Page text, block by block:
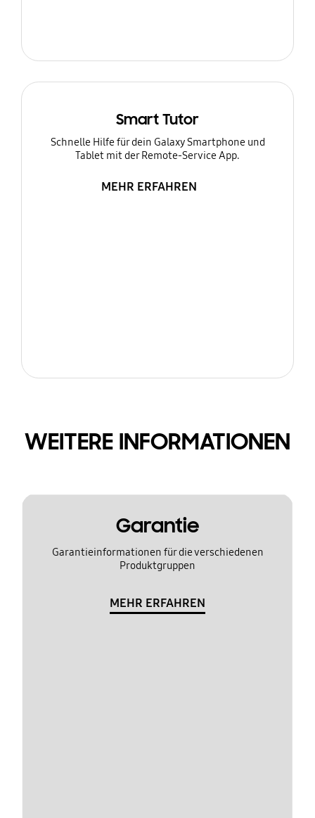
Smart Tutor
Schnelle Hilfe für dein Galaxy Smartphone und
Tablet mit der Remote-Service App.
MEHR ERFAHREN
WEITERE INFORMATIONEN
Garantie
Garantieinformationen für die verschiedenen
Produktgruppen
MEHR ERFAHREN